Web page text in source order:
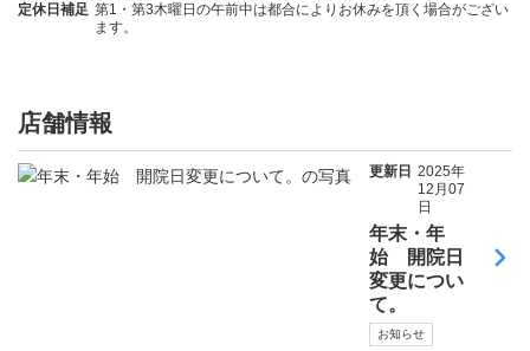
定休日補足 第1・第3木曜日の午前中は都合によりお休みを頂く場合がござい
ます。
店舗情報
更新日 2025年
12月07
日
年末・年
始 開院日
変更につい
て。
お知らせ